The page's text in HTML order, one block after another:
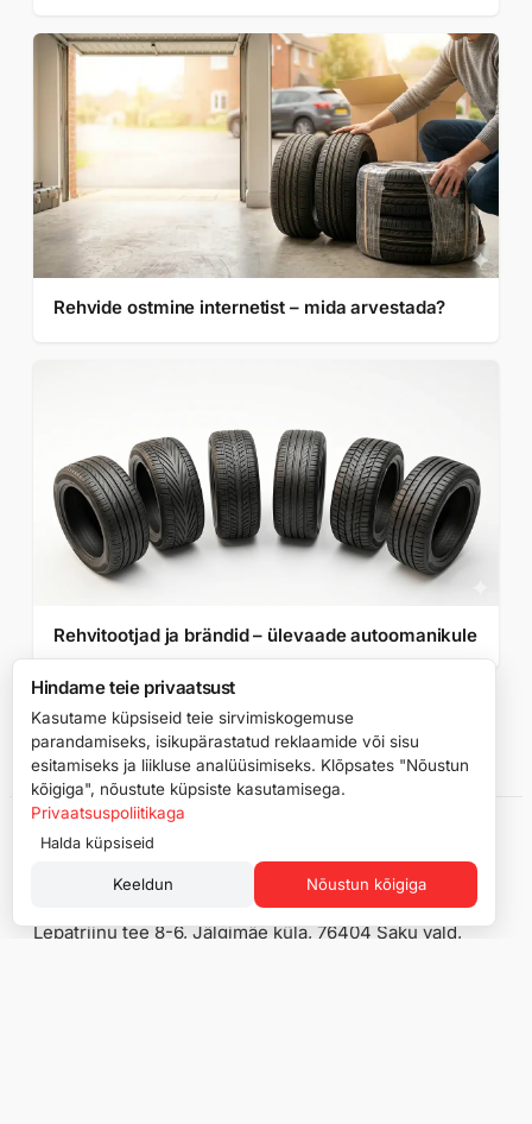
Rehvide ostmine internetist – mida arvestada?
Rehvitootjad ja brändid – ülevaade autoomanikule
Vaata kõiki rehvinõuandeid →
Lepatriinu tee 8-6, Jälgimäe küla, 76404 Saku vald,
Hindame teie privaatsust
Kasutame küpsiseid teie sirvimiskogemuse
parandamiseks, isikupärastatud reklaamide või sisu
esitamiseks ja liikluse analüüsimiseks. Klõpsates "Nõustun
kõigiga", nõustute küpsiste kasutamisega.
Privaatsuspoliitikaga
Halda küpsiseid
Keeldun Nõustun kõigiga